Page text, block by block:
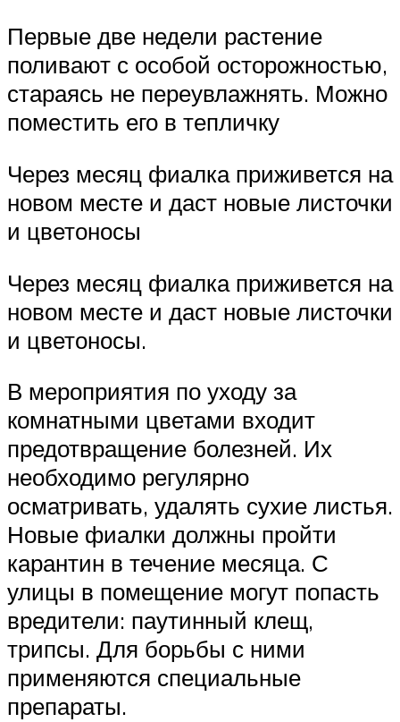
Первые две недели растение
поливают с особой осторожностью,
стараясь не переувлажнять. Можно
поместить его в тепличку
Через месяц фиалка приживется на
новом месте и даст новые листочки
и цветоносы
Через месяц фиалка приживется на
новом месте и даст новые листочки
и цветоносы.
В мероприятия по уходу за
комнатными цветами входит
предотвращение болезней. Их
необходимо регулярно
осматривать, удалять сухие листья.
Новые фиалки должны пройти
карантин в течение месяца. С
улицы в помещение могут попасть
вредители: паутинный клещ,
трипсы. Для борьбы с ними
применяются специальные
препараты.